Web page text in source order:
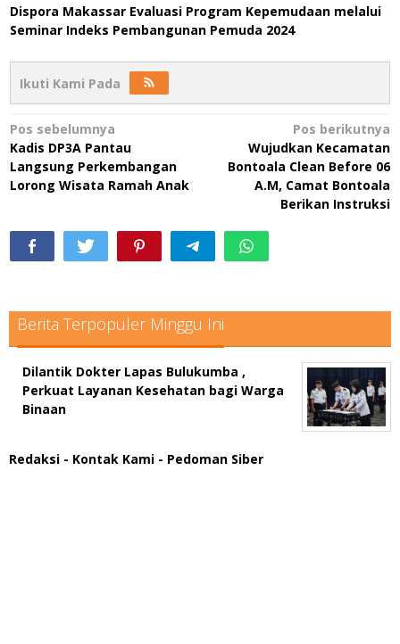
Dispora Makassar Evaluasi Program Kepemudaan melalui
Seminar Indeks Pembangunan Pemuda 2024
Ikuti Kami Pada
Navigasi
pos
Pos sebelumnya
Kadis DP3A Pantau
Langsung Perkembangan
Lorong Wisata Ramah Anak
Pos berikutnya
Wujudkan Kecamatan
Bontoala Clean Before 06
A.M, Camat Bontoala
Berikan Instruksi
Berita Terpopuler Minggu Ini
Dilantik Dokter Lapas Bulukumba ,
Perkuat Layanan Kesehatan bagi Warga
Binaan
Redaksi - Kontak Kami - Pedoman Siber